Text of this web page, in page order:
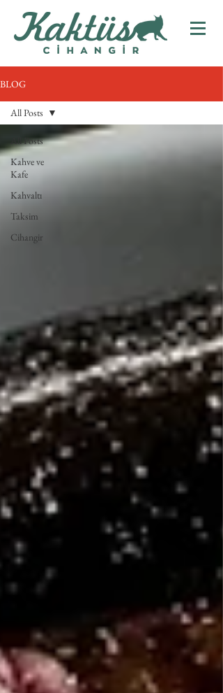
BLOG
All Posts
Kahve ve
Kafe
Kahvaltı
Taksim
Cihangir
All Posts